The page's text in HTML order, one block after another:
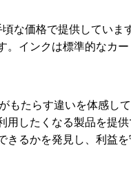
な価格で提供していま
。インクは標準的なカ
もたらす違いを体感し
用したくなる製品を提
るかを発見し、利益